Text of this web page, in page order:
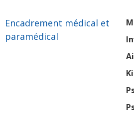
Encadrement médical et
paramédical